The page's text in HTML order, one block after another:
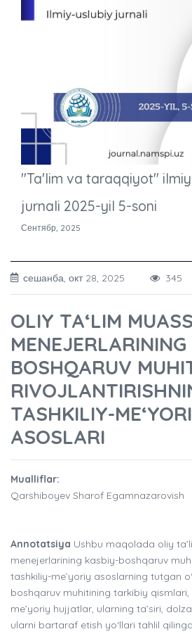
"Ta'lim va taraqqiyot"
jurnali 2025-yil 5-soni
Сентябр, 2025
сешанба, окт 28, 2025 345
OLIY TA‘LIM
BOSHQARUV
TASHKILIY-
ASOSLARI
Mualliflar:
Qarshiboyev Sharof Egamnazarovish
Annotatsiya Ushbu maqolada oliy
menejerlarining kasbiy-boshqaruv
tashkiliy-me’yoriy asoslarning tutgan
boshqaruv muhitining tarkibiy
me’yoriy hujjatlar, ularning ta’siri,
ularni bartaraf etish yo‘llari tahlil